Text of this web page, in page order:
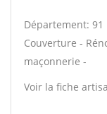
Département: 91
Couverture -
maçonnerie -
Voir la fiche